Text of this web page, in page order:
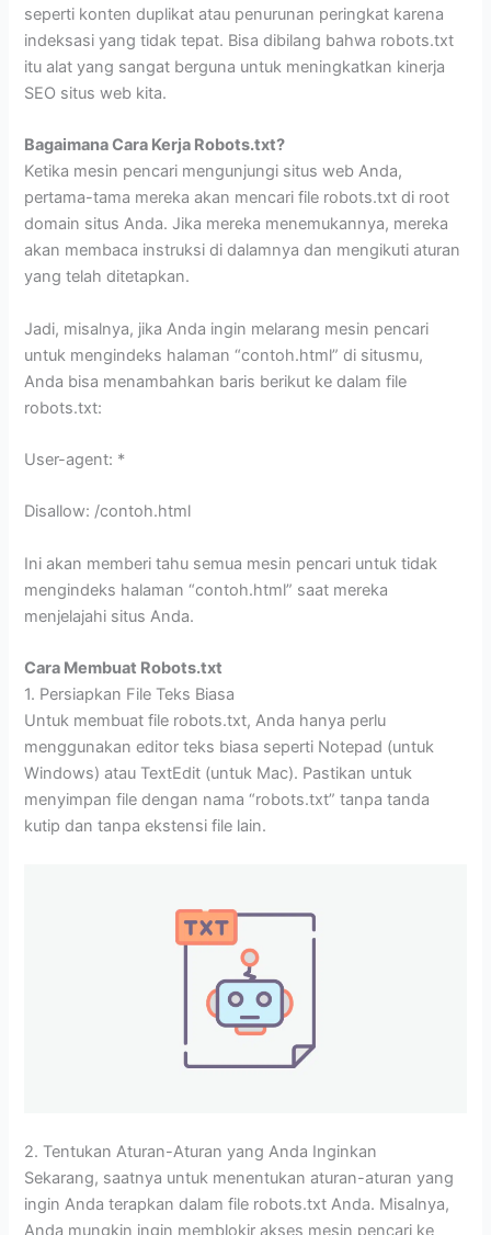
seperti konten duplikat atau penurunan peringkat karena
indeksasi yang tidak tepat. Bisa dibilang bahwa robots.txt
itu alat yang sangat berguna untuk meningkatkan kinerja
SEO situs web kita.
Bagaimana Cara Kerja Robots.txt?
Ketika mesin pencari mengunjungi situs web Anda,
pertama-tama mereka akan mencari file robots.txt di root
domain situs Anda. Jika mereka menemukannya, mereka
akan membaca instruksi di dalamnya dan mengikuti aturan
yang telah ditetapkan.
Jadi, misalnya, jika Anda ingin melarang mesin pencari
untuk mengindeks halaman “contoh.html” di situsmu,
Anda bisa menambahkan baris berikut ke dalam file
robots.txt:
User-agent: *
Disallow: /contoh.html
Ini akan memberi tahu semua mesin pencari untuk tidak
mengindeks halaman “contoh.html” saat mereka
menjelajahi situs Anda.
Cara Membuat Robots.txt
1. Persiapkan File Teks Biasa
Untuk membuat file robots.txt, Anda hanya perlu
menggunakan editor teks biasa seperti Notepad (untuk
Windows) atau TextEdit (untuk Mac). Pastikan untuk
menyimpan file dengan nama “robots.txt” tanpa tanda
kutip dan tanpa ekstensi file lain.
2. Tentukan Aturan-Aturan yang Anda Inginkan
Sekarang, saatnya untuk menentukan aturan-aturan yang
ingin Anda terapkan dalam file robots.txt Anda. Misalnya,
Anda mungkin ingin memblokir akses mesin pencari ke